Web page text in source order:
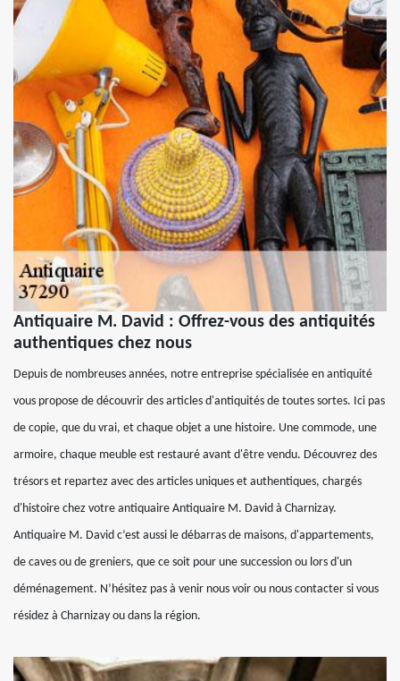
Antiquaire M. David : Offrez-vous des antiquités
authentiques chez nous
Depuis de nombreuses années, notre entreprise spécialisée en antiquité
vous propose de découvrir des articles d'antiquités de toutes sortes. Ici pas
de copie, que du vrai, et chaque objet a une histoire. Une commode, une
armoire, chaque meuble est restauré avant d'être vendu. Découvrez des
trésors et repartez avec des articles uniques et authentiques, chargés
d'histoire chez votre antiquaire Antiquaire M. David à Charnizay.
Antiquaire M. David c’est aussi le débarras de maisons, d'appartements,
de caves ou de greniers, que ce soit pour une succession ou lors d'un
déménagement. N’hésitez pas à venir nous voir ou nous contacter si vous
résidez à Charnizay ou dans la région.